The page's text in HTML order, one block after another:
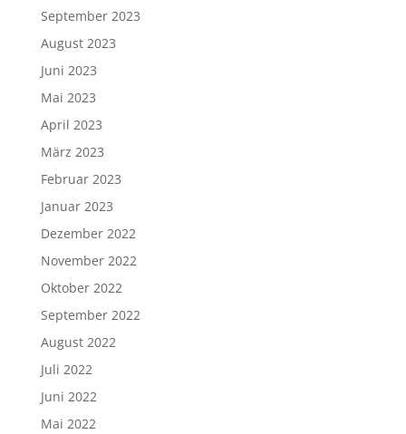
Januar 2023
Dezember 2022
November 2022
Oktober 2022
September 2022
August 2022
Juli 2022
Juni 2022
Mai 2022
April 2022
März 2022
Februar 2022
Januar 2022
Dezember 2021
November 2021
Oktober 2021